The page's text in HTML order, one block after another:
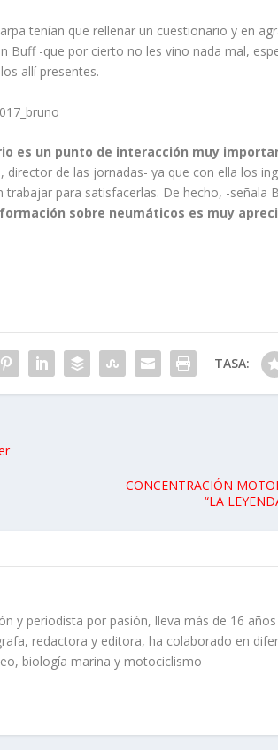
tenían que rellenar un cuestionario y en
Buff -que por cierto no les vino nada mal,
allí presentes.
es un punto de interacción muy
de las jornadas- ya que con ella los
para satisfacerlas. De hecho, -señala
sobre neumáticos es muy
TASA:
CONCENTRACIÓN
“LA
y periodista por pasión, lleva más de 16
redactora y editora, ha colaborado en
biología marina y motociclismo